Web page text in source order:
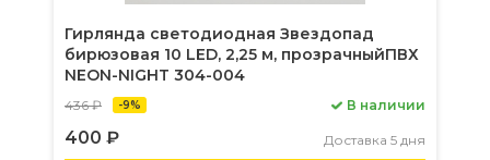
Гирлянда светодиодная Звездопад
бирюзовая 10 LED, 2,25 м, прозрачныйПВХ
NEON-NIGHT 304-004
436 ₽ -9%
400 ₽
В наличии
Доставка 5 дня